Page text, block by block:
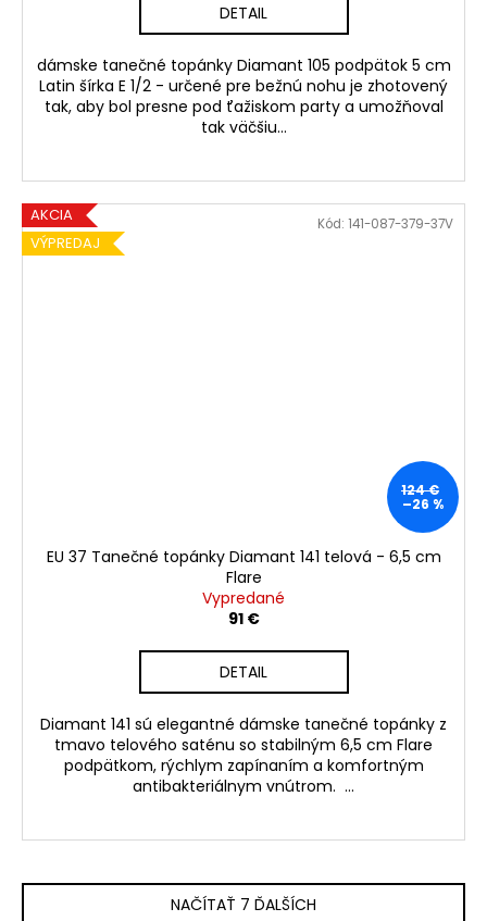
DETAIL
dámske tanečné topánky Diamant 105 podpätok 5 cm
Latin šírka E 1/2 - určené pre bežnú nohu je zhotovený
tak, aby bol presne pod ťažiskom party a umožňoval
tak väčšiu...
AKCIA
VÝPREDAJ
124 €
–26 %
EU 37 Tanečné topánky Diamant 141 telová - 6,5 cm
Flare
Vypredané
91 €
DETAIL
Diamant 141 sú elegantné dámske tanečné topánky z
tmavo telového saténu so stabilným 6,5 cm Flare
podpätkom, rýchlym zapínaním a komfortným
antibakteriálnym vnútrom. ...
Kód: 141-087-379-37V
NAČÍTAŤ 7 ĎALŠÍCH